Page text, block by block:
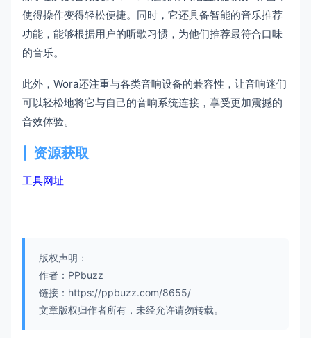
使得操作变得轻松便捷。同时，它还具备智能的音乐推荐
功能，能够根据用户的听歌习惯，为他们推荐最符合口味
的音乐。
此外，Wora还注重与各类音响设备的兼容性，让音响迷们
可以轻松地将它与自己的音响系统连接，享受更加震撼的
音效体验。
资源获取
工具网址
版权声明：
作者：PPbuzz
链接：https://ppbuzz.com/8655/
文章版权归作者所有，未经允许请勿转载。